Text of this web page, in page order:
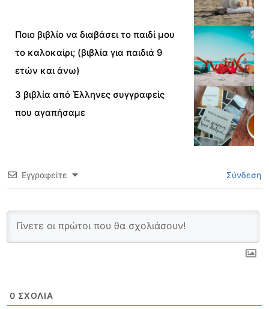
Ποιο βιβλίο να διαβάσει το παιδί μου
το καλοκαίρι; (βιβλία για παιδιά 9
ετών και άνω)
3 βιβλία από Έλληνες συγγραφείς
που αγαπήσαμε
Εγγραφείτε Σύνδεση
0 ΣΧΌΛΙΑ